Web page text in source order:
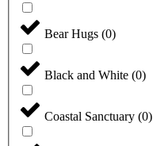
Bear Hugs (0)
Black and White (0)
Coastal Sanctuary (0)